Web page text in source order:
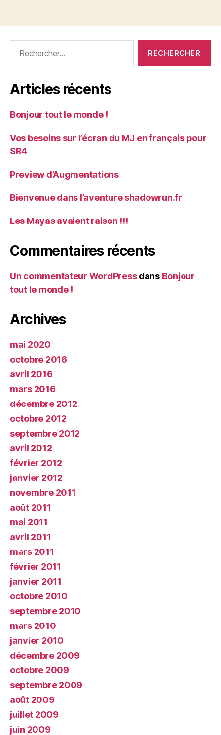
Articles récents
Bonjour tout le monde !
Vos besoins sur l’écran du MJ en français pour
SR4
Preview d’Augmentations
Bienvenue dans l’aventure shadowrun.fr
Les Mayas avaient raison !!!
Commentaires récents
Un commentateur WordPressdans Bonjour
tout le monde !
Archives
mai 2020
octobre 2016
avril 2016
mars 2016
décembre 2012
octobre 2012
septembre 2012
avril 2012
février 2012
janvier 2012
novembre 2011
août 2011
mai 2011
avril 2011
mars 2011
février 2011
janvier 2011
octobre 2010
septembre 2010
mars 2010
janvier 2010
décembre 2009
octobre 2009
septembre 2009
août 2009
juillet 2009
juin 2009